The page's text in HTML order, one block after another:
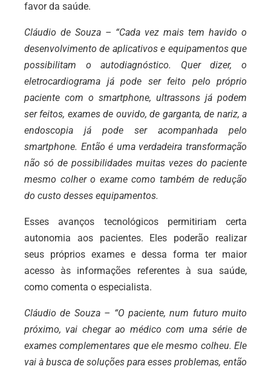
favor da saúde.
Cláudio de Souza – “Cada vez mais tem havido o
desenvolvimento de aplicativos e equipamentos que
possibilitam o autodiagnóstico. Quer dizer, o
eletrocardiograma já pode ser feito pelo próprio
paciente com o smartphone, ultrassons já podem
ser feitos, exames de ouvido, de garganta, de nariz, a
endoscopia já pode ser acompanhada pelo
smartphone. Então é uma verdadeira transformação
não só de possibilidades muitas vezes do paciente
mesmo colher o exame como também de redução
do custo desses equipamentos.
Esses avanços tecnológicos permitiriam certa
autonomia aos pacientes. Eles poderão realizar
seus próprios exames e dessa forma ter maior
acesso às informações referentes à sua saúde,
como comenta o especialista.
Cláudio de Souza – “O paciente, num futuro muito
próximo, vai chegar ao médico com uma série de
exames complementares que ele mesmo colheu. Ele
vai à busca de soluções para esses problemas, então